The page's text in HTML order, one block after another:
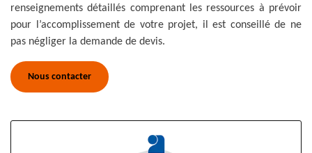
renseignements détaillés comprenant les ressources à prévoir
pour l’accomplissement de votre projet, il est conseillé de ne
pas négliger la demande de devis.
Nous contacter